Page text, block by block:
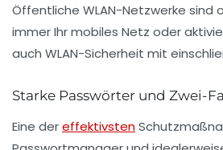
Öffentliche WLAN-Netzwerke
immer Ihr mobiles Netz oder
auch WLAN-Sicherheit mit
Starke Passwörter und Zwei-
Eine dereffektivsten